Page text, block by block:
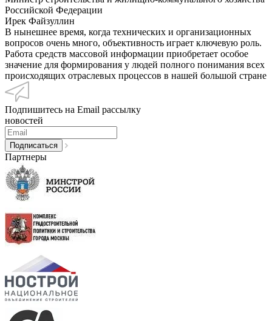
Российской Федерации
Ирек Файзуллин
В нынешнее время, когда технических и организационных
вопросов очень много, объективность играет ключевую роль.
Работа средств массовой информации приобретает особое
значение для формирования у людей полного понимания всех
происходящих отраслевых процессов в нашей большой стране
Подпишитесь на Email рассылку
новостей
Партнеры